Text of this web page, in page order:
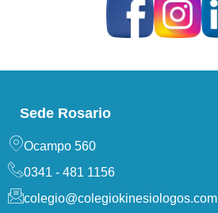
Sede Rosario
Ocampo 560
0341 - 481 1156
colegio@colegiokinesiologos.com